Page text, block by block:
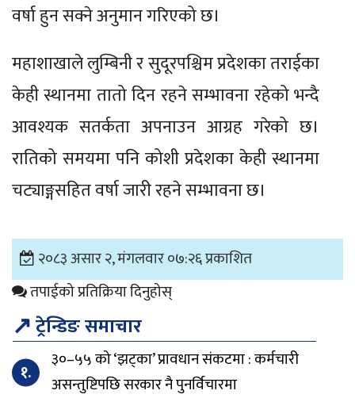
वर्षा हुन सक्ने अनुमान गरिएको छ।
महाशाखाले लुम्बिनी र सुदूरपश्चिम प्रदेशका तराईका
केही स्थानमा तातो दिन रहने सम्भावना रहेको भन्दै
आवश्यक सतर्कता अपनाउन आग्रह गरेको छ।
रातिको समयमा पनि कोशी प्रदेशका केही स्थानमा
चट्याङ्गसहित वर्षा जारी रहने सम्भावना छ।
२०८३ असार २, मंगलवार ०७:२६ प्रकाशित
तपाईको प्रतिक्रिया दिनुहोस्
↗ट्रेन्डिङ समाचार
१.
३०–५५ को ‘झट्का’ प्रावधान संकटमा : कर्मचारी
असन्तुष्टिपछि सरकार नै पुनर्विचारमा